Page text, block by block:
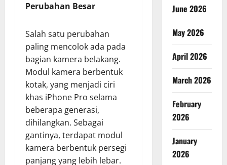
Perubahan Besar
Salah satu perubahan
paling mencolok ada pada
bagian kamera belakang.
Modul kamera berbentuk
kotak, yang menjadi ciri
khas iPhone Pro selama
beberapa generasi,
dihilangkan. Sebagai
gantinya, terdapat modul
kamera berbentuk persegi
panjang yang lebih lebar.
June 2026
May 2026
April 2026
March 2026
February
2026
January
2026